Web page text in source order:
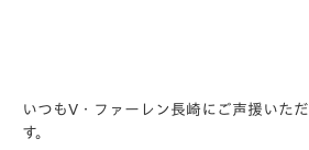
いつもV・ファーレン長崎にご声援いた
す。